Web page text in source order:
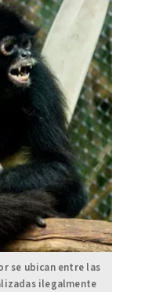
se ubican entre las
ilegalmente